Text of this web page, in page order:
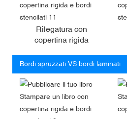
Rilegatura con
copertina rigida
Bordi spruzzati VS bordi laminati